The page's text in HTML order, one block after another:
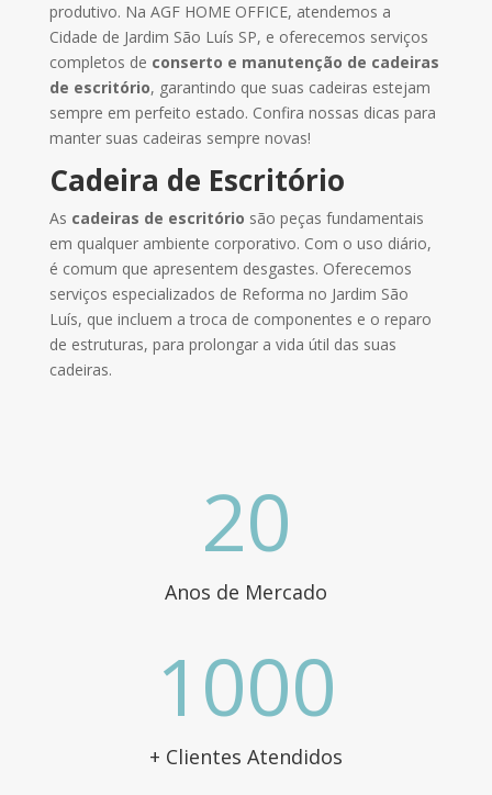
produtivo. Na AGF HOME OFFICE, atendemos a
Cidade de Jardim São Luís SP, e oferecemos serviços
completos de conserto e manutenção de cadeiras
de escritório, garantindo que suas cadeiras estejam
sempre em perfeito estado. Confira nossas dicas para
manter suas cadeiras sempre novas!
Cadeira de Escritório
As cadeiras de escritório são peças fundamentais
em qualquer ambiente corporativo. Com o uso diário,
é comum que apresentem desgastes. Oferecemos
serviços especializados de Reforma no Jardim São
Luís, que incluem a troca de componentes e o reparo
de estruturas, para prolongar a vida útil das suas
cadeiras.
20
Anos de Mercado
1000
+ Clientes Atendidos